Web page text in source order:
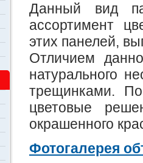
Данный вид
ассортимент
этих панелей,
Отличием
натурального
трещинками.
цветовые
окрашенного
Фотогалерея